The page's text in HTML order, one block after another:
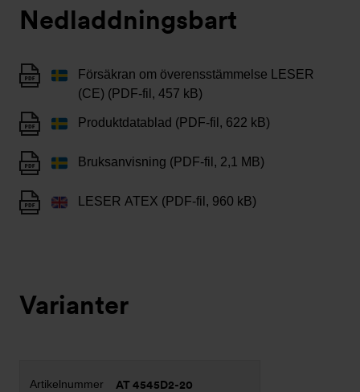
Nedladdningsbart
Försäkran om överensstämmelse LESER
(CE) (PDF-fil, 457 kB)
Produktdatablad (PDF-fil, 622 kB)
Bruksanvisning (PDF-fil, 2,1 MB)
LESER ATEX (PDF-fil, 960 kB)
Varianter
AT 4545D2-20